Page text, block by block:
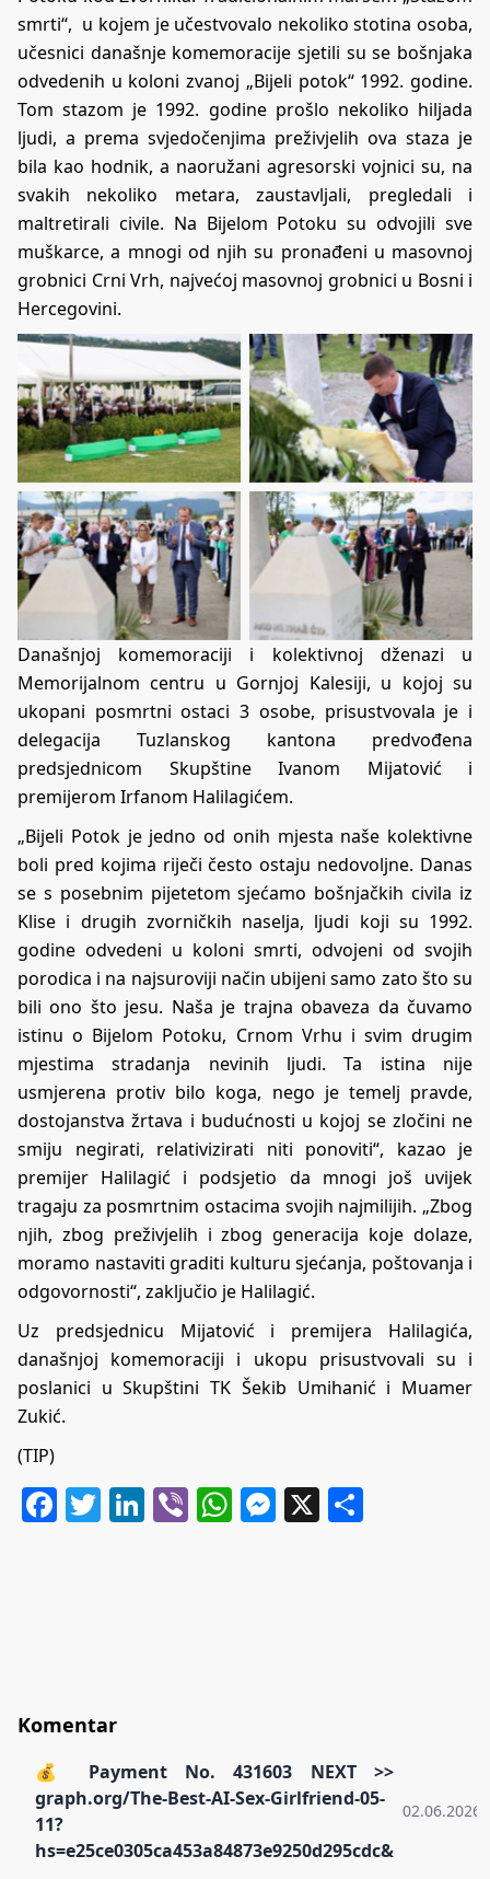
smrti“, u kojem je učestvovalo nekoliko stotina osoba,
učesnici današnje komemoracije sjetili su se bošnjaka
odvedenih u koloni zvanoj „Bijeli potok“ 1992. godine.
Tom stazom je 1992. godine prošlo nekoliko hiljada
ljudi, a prema svjedočenjima preživjelih ova staza je
bila kao hodnik, a naoružani agresorski vojnici su, na
svakih nekoliko metara, zaustavljali, pregledali i
maltretirali civile. Na Bijelom Potoku su odvojili sve
muškarce, a mnogi od njih su pronađeni u masovnoj
grobnici Crni Vrh, najvećoj masovnoj grobnici u Bosni i
Hercegovini.
Današnjoj komemoraciji i kolektivnoj dženazi u
Memorijalnom centru u Gornjoj Kalesiji, u kojoj su
ukopani posmrtni ostaci 3 osobe, prisustvovala je i
delegacija Tuzlanskog kantona predvođena
predsjednicom Skupštine Ivanom Mijatović i
premijerom Irfanom Halilagićem.
„Bijeli Potok je jedno od onih mjesta naše kolektivne
boli pred kojima riječi često ostaju nedovoljne. Danas
se s posebnim pijetetom sjećamo bošnjačkih civila iz
Klise i drugih zvorničkih naselja, ljudi koji su 1992.
godine odvedeni u koloni smrti, odvojeni od svojih
porodica i na najsuroviji način ubijeni samo zato što su
bili ono što jesu. Naša je trajna obaveza da čuvamo
istinu o Bijelom Potoku, Crnom Vrhu i svim drugim
mjestima stradanja nevinih ljudi. Ta istina nije
usmjerena protiv bilo koga, nego je temelj pravde,
dostojanstva žrtava i budućnosti u kojoj se zločini ne
smiju negirati, relativizirati niti ponoviti“, kazao je
premijer Halilagić i podsjetio da mnogi još uvijek
tragaju za posmrtnim ostacima svojih najmilijih. „Zbog
njih, zbog preživjelih i zbog generacija koje dolaze,
moramo nastaviti graditi kulturu sjećanja, poštovanja i
odgovornosti“, zaključio je Halilagić.
Uz predsjednicu Mijatović i premijera Halilagića,
današnjoj komemoraciji i ukopu prisustvovali su i
poslanici u Skupštini TK Šekib Umihanić i Muamer
Zukić.
(TIP)
Facebook
Twitter
LinkedIn
ViberWhatsApp
Messenger
X
Komentar
💰 Payment No. 431603 NEXT >>
graph.org/The-Best-AI-Sex-Girlfriend-05-
11?
hs=e25ce0305ca453a84873e9250d295cdc&
02.06.2026.